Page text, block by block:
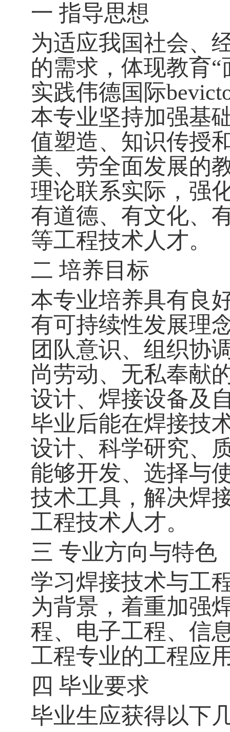
一 指导思想
为适应我国社会、
的需求，体现教育
实践伟德国际
本专业坚持加强基
值塑造、知识传授
美、劳全面发展的
理论联系实际，强
有道德、有文化、
等工程技术人才。
二 培养目标
本专业培养具有良
有可持续性发展理
团队意识、组织协
尚劳动、无私奉献
设计、焊接设备及
毕业后能在焊接技
设计、科学研究、
能够开发、选择与
技术工具，解决焊
工程技术人才。
三 专业方向与特色
学习焊接技术与工
为背景，着重加强
程、电子工程、信
工程专业的工程应
四 毕业要求
毕业生应获得以下